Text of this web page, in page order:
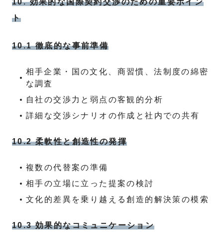
10. 効果的な国際契約交渉のための重要ポイン
ト
10.1 徹底的な事前準備
相手企業・国の文化、商習慣、法制度の綿密
な調査
自社の交渉力と弱点の客観的分析
詳細な交渉シナリオの作成と社内での共有
10.2 柔軟性と創造性の発揮
複数の代替案の準備
相手の立場に立った提案の検討
文化的差異を乗り越える創造的解決策の模索
10.3 効果的なコミュニケーション